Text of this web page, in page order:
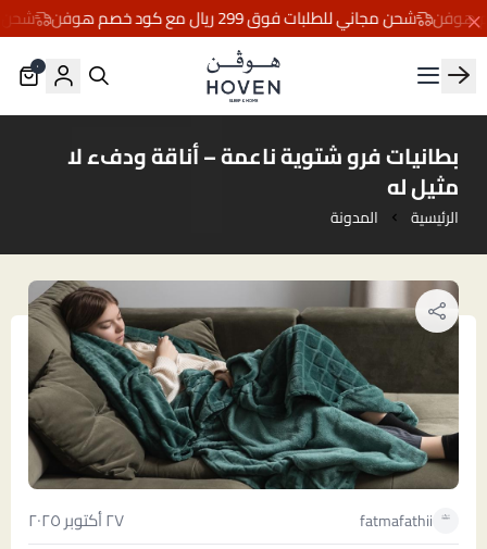
شحن مجاني للطلبات فوق 299 ريال مع كود خصم هوفن شحن مجاني
مفارش هوڤن
٠
بطانيات فرو شتوية ناعمة – أناقة ودفء لا
مثيل له
الرئيسية المدونة
fatmafathii ٢٧ أكتوبر ٢٠٢٥